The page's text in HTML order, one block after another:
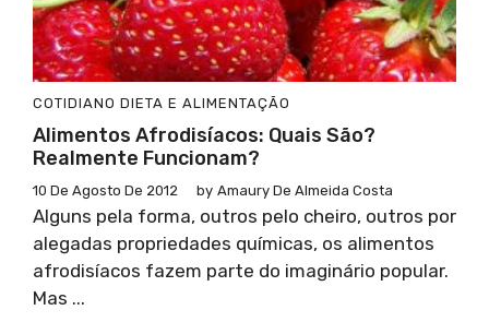
COTIDIANO DIETA E ALIMENTAÇÃO
Alimentos Afrodisíacos: Quais São?
Realmente Funcionam?
10 De Agosto De 2012 by Amaury De Almeida Costa
Alguns pela forma, outros pelo cheiro, outros por
alegadas propriedades químicas, os alimentos
afrodisíacos fazem parte do imaginário popular.
Mas ...